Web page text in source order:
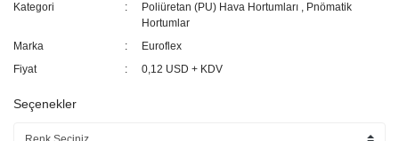
Kategori
Poliüretan (PU) Hava Hortumları , Pnömatik
Hortumlar
Marka
Euroflex
Fiyat
0,12 USD + KDV
Seçenekler